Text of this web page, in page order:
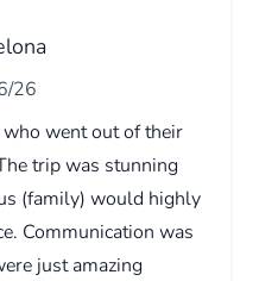
26
went out of their
trip was stunning
(family) would highly
Communication was
just amazing